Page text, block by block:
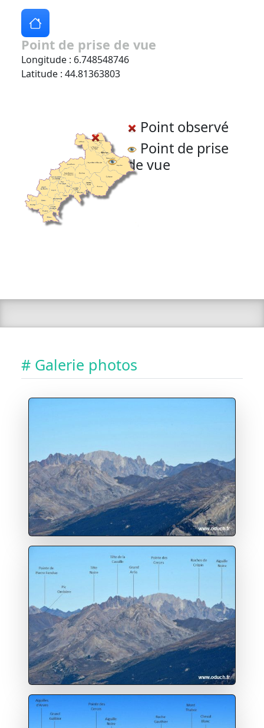
Point de prise de vue
Longitude : 6.748548746
Latitude : 44.81363803
Point observé
Point de prise
de vue
# Galerie photos